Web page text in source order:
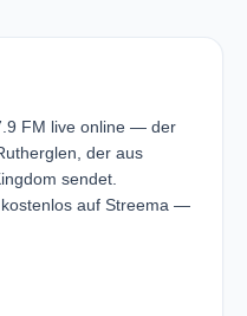
FM live online — der
der aus
sendet.
auf Streema —